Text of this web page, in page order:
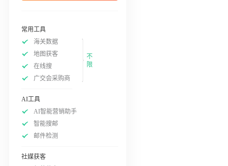
常用工具
海关数据
地图获客
在线搜
广交会采购商
不
限
AI工具
AI智能营销助手
智能搜邮
邮件检测
社媒获客